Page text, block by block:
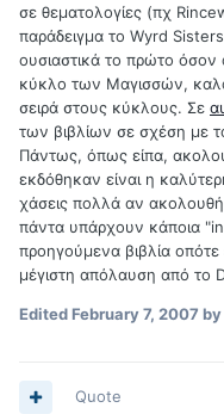
σε θεματολογίες (πχ
παράδειγμα το Wyrd Sisters
ουσιαστικά το πρώτο
κύκλο των Μαγισσών, καλό
σειρά στους κύκλους. Σε
των βιβλίων σε σχέση με
Πάντως, όπως είπα,
εκδόθηκαν είναι η
χάσεις πολλά αν
πάντα υπάρχουν κάποια
προηγούμενα βιβλία οπότε
μέγιστη απόλαυση από το
EditedFebruary 7, 2007 by
Quote